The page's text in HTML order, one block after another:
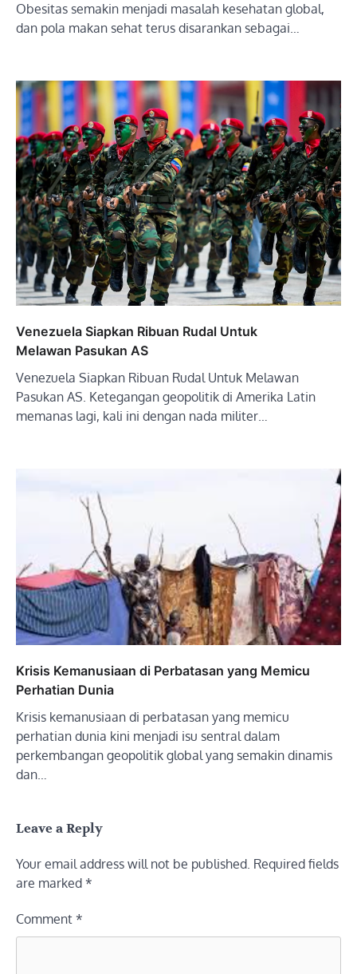
Obesitas semakin menjadi masalah kesehatan global,
dan pola makan sehat terus disarankan sebagai…
Venezuela Siapkan Ribuan Rudal Untuk
Melawan Pasukan AS
Venezuela Siapkan Ribuan Rudal Untuk Melawan
Pasukan AS. Ketegangan geopolitik di Amerika Latin
memanas lagi, kali ini dengan nada militer…
Krisis Kemanusiaan di Perbatasan yang Memicu
Perhatian Dunia
Krisis kemanusiaan di perbatasan yang memicu
perhatian dunia kini menjadi isu sentral dalam
perkembangan geopolitik global yang semakin dinamis
dan…
Leave a Reply
Your email address will not be published. Required fields
are marked *
Comment *